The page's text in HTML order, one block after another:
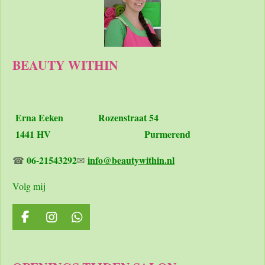
BEAUTY WITHIN
Erna Eeken Rozenstraat 54
1441 HV Purmerend
☎ 06-21543292✉ info@beautywithin.nl
Volg mij
F
a
I
n
W
h